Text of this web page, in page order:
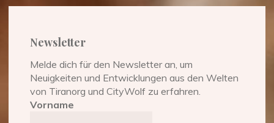
Newsletter
Melde dich für den Newsletter an, um
Neuigkeiten und Entwicklungen aus den Welten
von Tiranorg und CityWolf zu erfahren.
Vorname